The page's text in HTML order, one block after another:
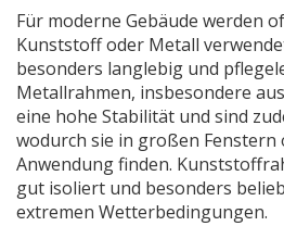
Für moderne Gebäude werden
Kunststoff oder Metall
besonders langlebig und
Metallrahmen, insbesondere
eine hohe Stabilität und sind
wodurch sie in großen Fenstern
Anwendung finden.
gut isoliert und besonders
extremen Wetterbedingungen.